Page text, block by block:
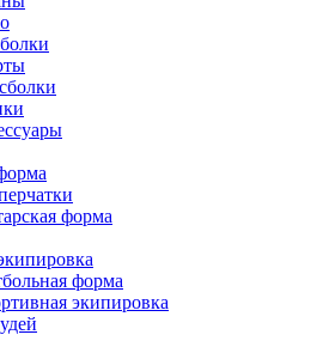
форма
форма
экипировка